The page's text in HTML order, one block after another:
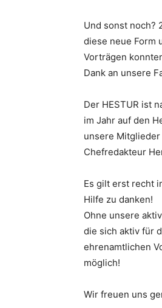
Und sonst noch?
diese neue Form
Vorträgen
Dank an unsere
Der HESTUR ist
im Jahr auf den
unsere
Chefredakteur
Es gilt erst recht
Hilfe zu danken!
Ohne unsere
die sich aktiv für
ehrenamtlichen
möglich!
Wir freuen uns